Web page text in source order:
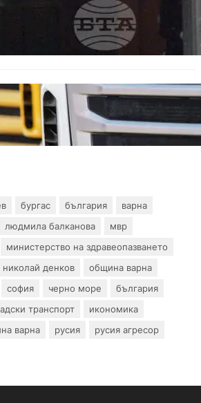
отбелязва 147 години от създаването
сили
за камионите над 12
по ключови пътища през август
бургас българия
варна
людмила балканова
мвр
министерство на здравеопазването
николай денков
община варна
софия черно море
българия
транспорт
икономика
варна русия
русия агресор